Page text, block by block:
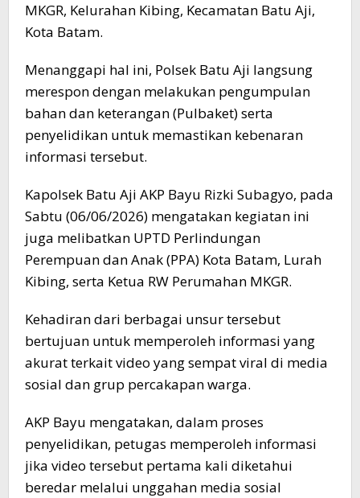
MKGR, Kelurahan Kibing, Kecamatan Batu Aji,
Kota Batam.
Menanggapi hal ini, Polsek Batu Aji langsung
merespon dengan melakukan pengumpulan
bahan dan keterangan (Pulbaket) serta
penyelidikan untuk memastikan kebenaran
informasi tersebut.
Kapolsek Batu Aji AKP Bayu Rizki Subagyo, pada
Sabtu (06/06/2026) mengatakan kegiatan ini
juga melibatkan UPTD Perlindungan
Perempuan dan Anak (PPA) Kota Batam, Lurah
Kibing, serta Ketua RW Perumahan MKGR.
Kehadiran dari berbagai unsur tersebut
bertujuan untuk memperoleh informasi yang
akurat terkait video yang sempat viral di media
sosial dan grup percakapan warga.
AKP Bayu mengatakan, dalam proses
penyelidikan, petugas memperoleh informasi
jika video tersebut pertama kali diketahui
beredar melalui unggahan media sosial